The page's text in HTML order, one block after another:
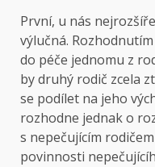
První, u nás
výlučná.
do péče jednomu z
by druhý rodič zcela
se podílet na jeho
rozhodne jednak o
s nepečujícím
povinnosti